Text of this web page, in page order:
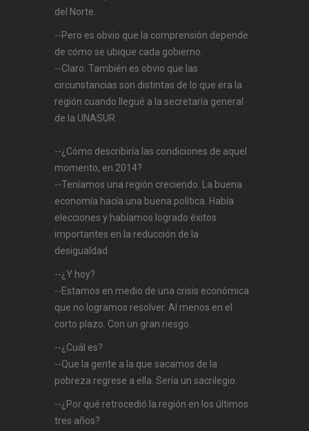
del Norte.
--Pero es obvio que la comprensión depende
de cómo se ubique cada gobierno.
--Claro. También es obvio que las
circunstancias son distintas de lo que era la
región cuando llegué a la secretaría general
de la UNASUR.
--¿Cómo describiría las condiciones de aquel
momento, en 2014?
--Teníamos una región creciendo. La buena
economía hacía una buena política. Había
elecciones y habíamos logrado éxitos
importantes en la reducción de la
desigualdad.
--¿Y hoy?
--Estamos en medio de una crisis económica
que no logramos resolver. Al menos en el
corto plazo. Con un gran riesgo.
--¿Cuál es?
--Que la gente a la que sacamos de la
pobreza regrese a ella. Sería un sacrilegio.
--¿Por qué retrocedió la región en los últimos
tres años?